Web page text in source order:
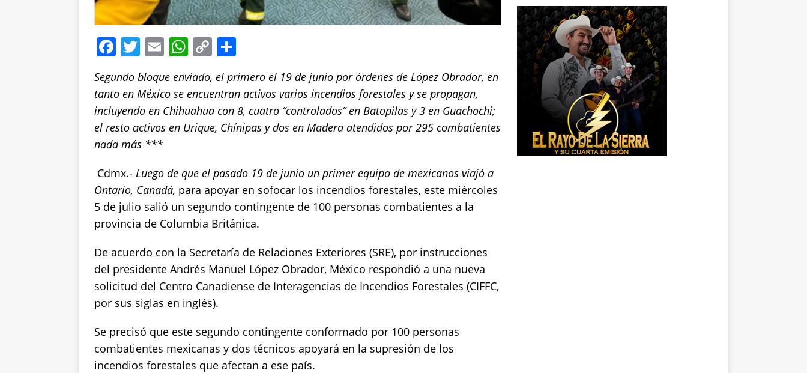
F
c
e
b
o
k
T
w
it
te
r
E
ai
l
W
h
at
s
A
C
o
p
y
Li
h
a
re
Segundo bloque enviado, el primero el 19 de junio por órdenes de López Obrador, en
tanto en México se encuentran activos varios incendios forestales y se propagan,
incluyendo en Chihuahua con 8, cuatro “controlados” en Batopilas y 3 en Guachochi;
el resto activos en Urique, Chínipas y dos en Madera atendidos por 295 combatientes
nada más ***
Cdmx.- Luego de que el pasado 19 de junio un primer equipo de mexicanos viajó a
Ontario, Canadá, para apoyar en sofocar los incendios forestales, este miércoles
5 de julio salió un segundo contingente de 100 personas combatientes a la
provincia de Columbia Británica.
De acuerdo con la Secretaría de Relaciones Exteriores (SRE), por instrucciones
del presidente Andrés Manuel López Obrador, México respondió a una nueva
solicitud del Centro Canadiense de Interagencias de Incendios Forestales (CIFFC,
por sus siglas en inglés).
Se precisó que este segundo contingente conformado por 100 personas
combatientes mexicanas y dos técnicos apoyará en la supresión de los
incendios forestales que afectan a ese país.